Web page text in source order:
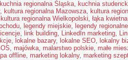
kuchnia regionalna Śląska, kuchnia
, kultura regionalna Mazowsza, kultura
kultura regionalna Wielkopolski, łąka kwietna
, legendy miejskie, legendy regionalne
licencje, link building, LinkedIn marketing,
, lokalne bazary, lokalne SEO, lokalny
, majówka, malarstwo polskie, małe
offline, marketing lokalny, marketing